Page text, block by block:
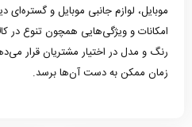
موبایل، لوازم جانبی موبایل و
امکانات و ویژگی‌هایی همچون تنوع در
رنگ و مدل در اختیار مشتریان قرار
زمان ممکن به دست آن‌ها برسد.